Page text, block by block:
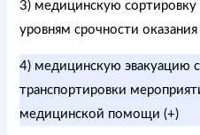
3) медицинскую
уровням срочности
4) медицинскую эвакуацию
транспортировки
медицинской помощи (+)